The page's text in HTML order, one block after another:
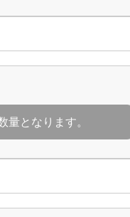
となります。